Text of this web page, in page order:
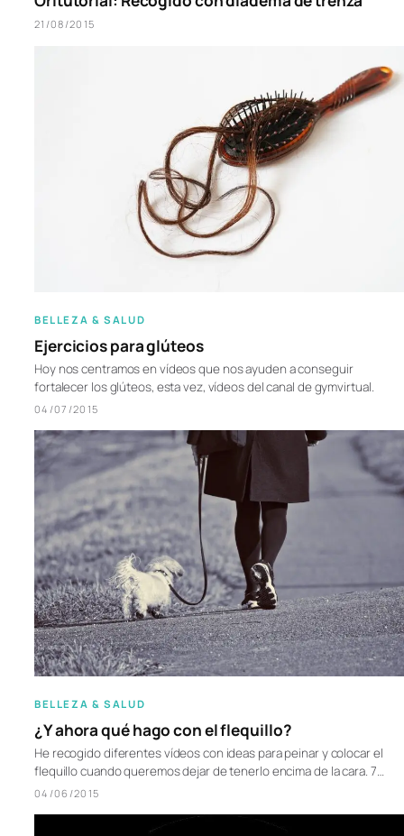
21/08/2015
BELLEZA & SALUD
Ejercicios para glúteos
Hoy nos centramos en vídeos que nos ayuden a conseguir
fortalecer los glúteos, esta vez, vídeos del canal de gymvirtual.
04/07/2015
BELLEZA & SALUD
¿Y ahora qué hago con el flequillo?
He recogido diferentes vídeos con ideas para peinar y colocar el
flequillo cuando queremos dejar de tenerlo encima de la cara. 7…
04/06/2015